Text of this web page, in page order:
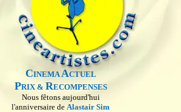
CINEMAACTUEL
PRIX & RECOMPENSES
Nous fêtons aujourd'hui
l'anniversaire de Alastair Sim